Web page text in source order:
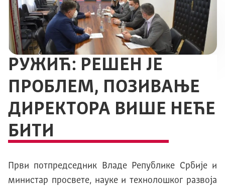
РУЖИЋ: РЕШЕН ЈЕ
ПРОБЛЕМ, ПОЗИВАЊЕ
ДИРЕКТОРА ВИШЕ НЕЋЕ
БИТИ
Први потпредседник Владе Републике Србије и
министар просвете, науке и технолошког развоја